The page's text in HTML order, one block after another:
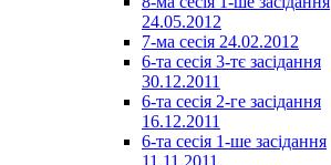
24.05.2012
7-ма сесія 24.02.2012
6-та сесія 3-тє засідання
30.12.2011
6-та сесія 2-ге засідання
16.12.2011
6-та сесія 1-ше засідання
11.11.2011